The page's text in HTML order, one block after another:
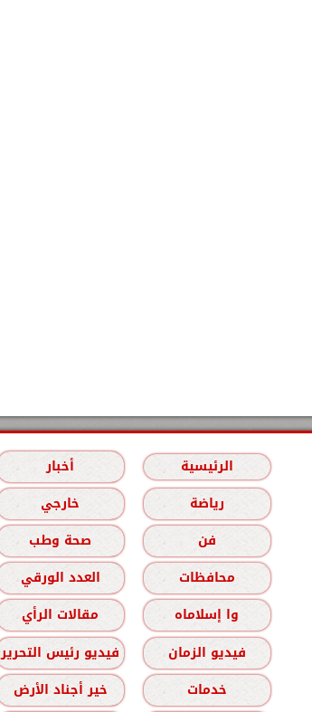
الرئيسية أخبار
رياضة
خارجي
فن
صحة وطب
محافظات
العدد الورقي
وا إسلاماه
مقالات الرأي
فيديو الزمان
فيديو رئيس التحرير
خدمات
خير أجناد الأرض